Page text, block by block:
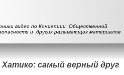
видео по Концепции Общественной
и других развивающих материалов
Хатико: самый верный друг